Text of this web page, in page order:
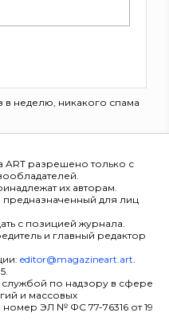
в неделю, никакого спама
ART разрешено только с
их авторам.
предназначенный для лиц
с позицией журнала.
и главный редактор
editor@magazineart.art.
по надзору в сфере
и массовых
ЭЛ № ФС 77-76316 от 19